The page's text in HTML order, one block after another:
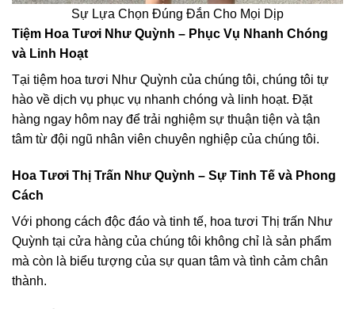
Sự Lựa Chọn Đúng Đắn Cho Mọi Dịp
Tiệm Hoa Tươi Như Quỳnh – Phục Vụ Nhanh Chóng
và Linh Hoạt
Tại tiệm hoa tươi Như Quỳnh của chúng tôi, chúng tôi tự
hào về dịch vụ phục vụ nhanh chóng và linh hoạt. Đặt
hàng ngay hôm nay để trải nghiệm sự thuận tiện và tận
tâm từ đội ngũ nhân viên chuyên nghiệp của chúng tôi.
Hoa Tươi Thị Trấn Như Quỳnh – Sự Tinh Tế và Phong
Cách
Với phong cách độc đáo và tinh tế, hoa tươi Thị trấn Như
Quỳnh tại cửa hàng của chúng tôi không chỉ là sản phẩm
mà còn là biểu tượng của sự quan tâm và tình cảm chân
thành.